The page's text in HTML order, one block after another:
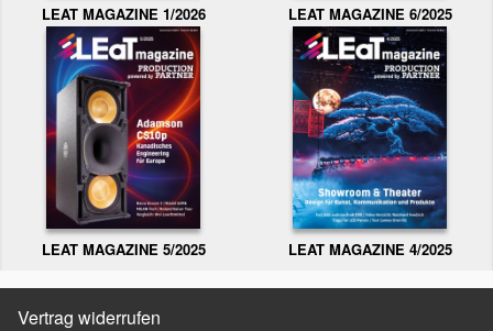
LEAT MAGAZINE 1/2026 LEAT MAGAZINE 6/2025
LEAT MAGAZINE 5/2025 LEAT MAGAZINE 4/2025
Vertrag widerrufen